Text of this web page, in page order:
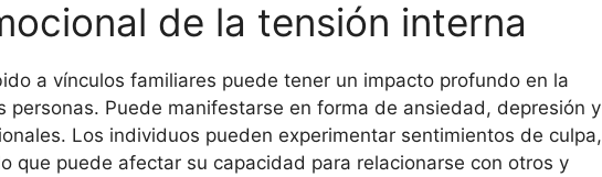
de la tensión interna
a vínculos familiares puede tener un impacto profundo en la
personas. Puede manifestarse en forma de ansiedad, depresión y
Los individuos pueden experimentar sentimientos de culpa,
que puede afectar su capacidad para relacionarse con otros y